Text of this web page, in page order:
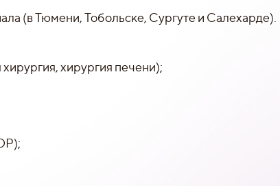
(в Тюмени, Тобольске, Сургуте и Салехарде).
хирургия печени);